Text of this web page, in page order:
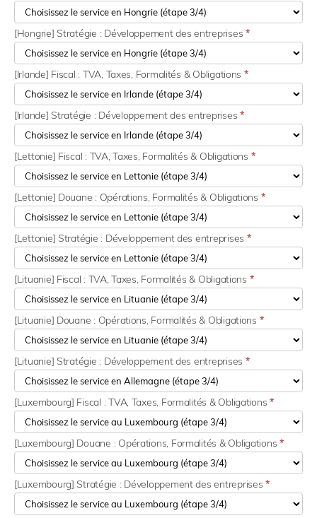
[Hongrie] Stratégie : Développement des entreprises *
[Irlande] Fiscal : TVA, Taxes, Formalités & Obligations *
[Irlande] Stratégie : Développement des entreprises *
[Lettonie] Fiscal : TVA, Taxes, Formalités & Obligations *
[Lettonie] Douane : Opérations, Formalités & Obligations *
[Lettonie] Stratégie : Développement des entreprises *
[Lituanie] Fiscal : TVA, Taxes, Formalités & Obligations *
[Lituanie] Douane : Opérations, Formalités & Obligations *
[Lituanie] Stratégie : Développement des entreprises *
[Luxembourg] Fiscal : TVA, Taxes, Formalités & Obligations*
[Luxembourg] Douane : Opérations, Formalités & Obligations*
[Luxembourg] Stratégie : Développement des entreprises*